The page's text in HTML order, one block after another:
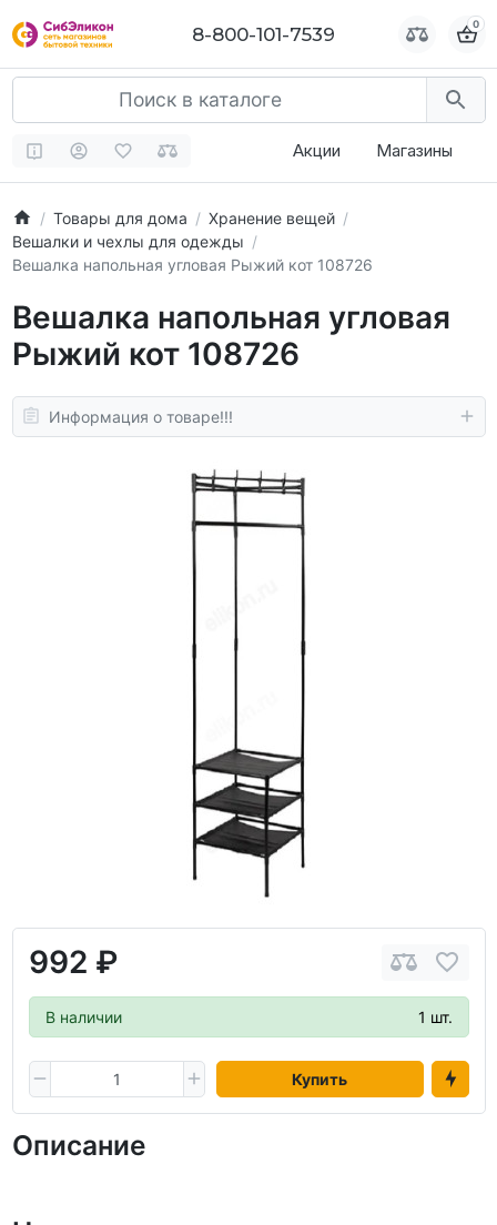
8-800-101-7539 0
Акции Магазины
Товары для дома
Хранение вещей
Вешалки и чехлы для одежды
Вешалка напольная угловая Рыжий кот 108726
Вешалка напольная угловая
Рыжий кот 108726
Информация о товаре!!!
992 ₽
В наличии 1 шт.
Купить
Описание
8-800-101-7539 0